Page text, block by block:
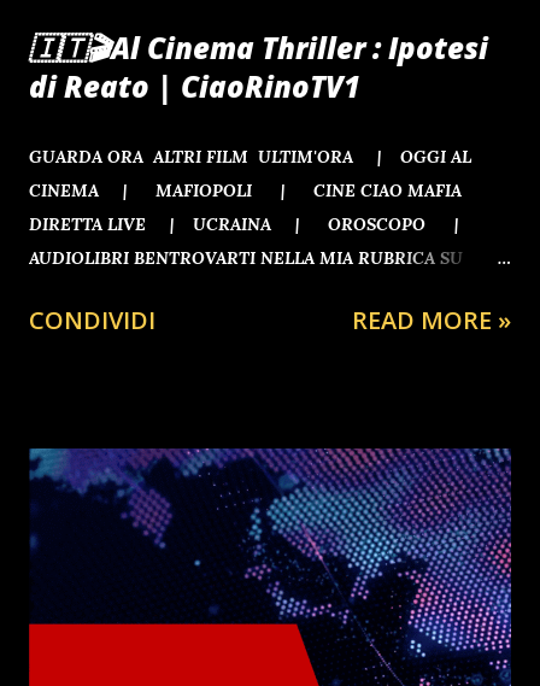
🇮🇹🎬Al Cinema Thriller : Ipotesi
di Reato | CiaoRinoTV1
GUARDA ORA ALTRI FILM ULTIM'ORA | OGGI AL
CINEMA | MAFIOPOLI | CINE CIAO MAFIA
DIRETTA LIVE | UCRAINA | OROSCOPO |
AUDIOLIBRI BENTROVARTI NELLA MIA RUBRICA SU
CONDIVIDI READ MORE »